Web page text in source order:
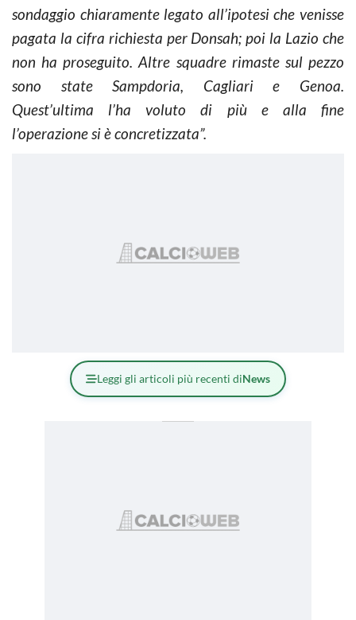
sondaggio chiaramente legato all’ipotesi che venisse
pagata la cifra richiesta per Donsah; poi la Lazio che
non ha proseguito. Altre squadre rimaste sul pezzo
sono state Sampdoria, Cagliari e Genoa.
Quest’ultima l’ha voluto di più e alla fine
l’operazione si è concretizzata”.
Leggi gli articoli più recenti diNews